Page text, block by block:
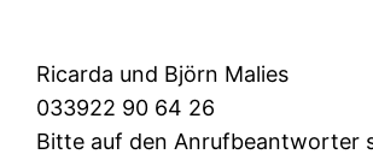
Ricarda und Björn Malies
033922 90 64 26
Bitte auf den Anrufbeantworter